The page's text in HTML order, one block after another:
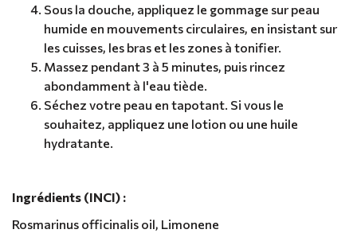
Sous la douche, appliquez le gommage sur peau
humide en mouvements circulaires, en insistant sur
les cuisses, les bras et les zones à tonifier.
Massez pendant 3 à 5 minutes, puis rincez
abondamment à l'eau tiède.
Séchez votre peau en tapotant. Si vous le
souhaitez, appliquez une lotion ou une huile
hydratante.
Ingrédients (INCI) :
Rosmarinus officinalis oil, Limonene